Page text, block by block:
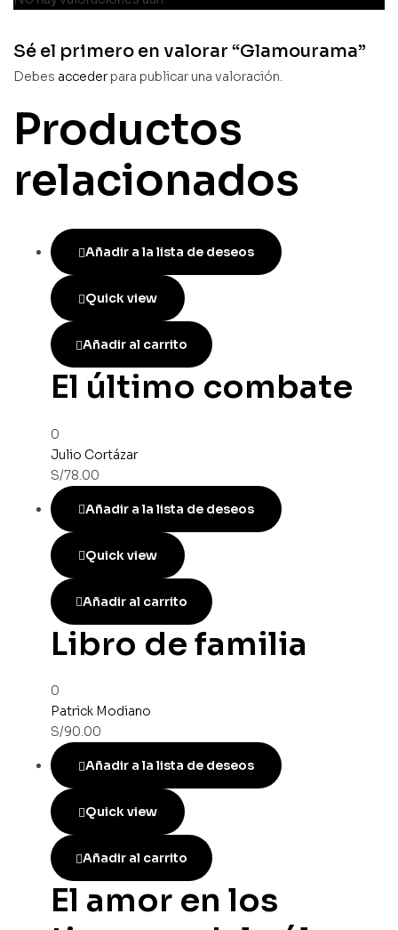
Sé el primero en valorar “Glamourama”
Debes acceder para publicar una valoración.
Productos
relacionados
Añadir a la lista de deseos
Quick view
Añadir al carrito
El último combate
0
Julio Cortázar
S/78.00
Añadir a la lista de deseos
Quick view
Añadir al carrito
Libro de familia
0
Patrick Modiano
S/90.00
Añadir a la lista de deseos
Quick view
Añadir al carrito
El amor en los